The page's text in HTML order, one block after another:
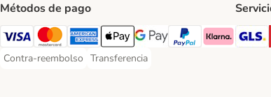
Métodos de pago
Visa Payment Method
Mastercard Payment Method
American Express Payment Method
Apple Pay Payment Method
Google Pay Payment Method
PayPal Payment
Klarna
Contra-reembolso
Contra-reembolso Payment Method
Transferencia
Transferencia Payment Method